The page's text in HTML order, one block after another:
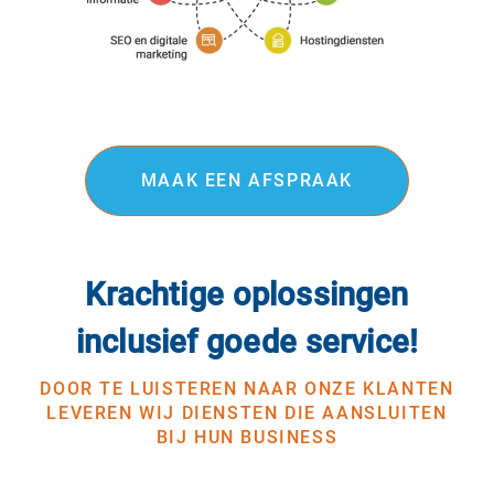
MAAK EEN AFSPRAAK
Krachtige oplossingen
inclusief goede service!
DOOR TE LUISTEREN NAAR ONZE KLANTEN
LEVEREN WIJ DIENSTEN DIE AANSLUITEN
BIJ HUN BUSINESS